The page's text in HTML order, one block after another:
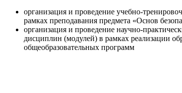
организация и проведение учебно-
рамках преподавания предмета «Основ
организация и проведение научно-
дисциплин (модулей) в рамках реализации
общеобразовательных программ